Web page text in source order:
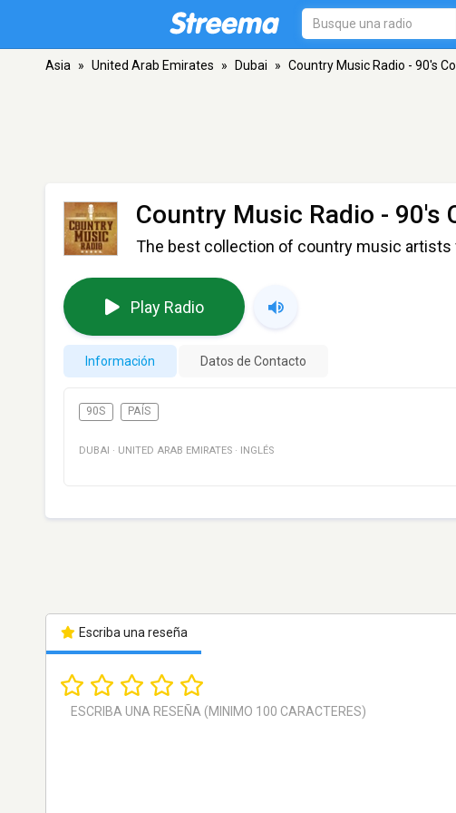
Asia » United Arab Emirates » Dubai » Country Music Radio - 90's
Country Music Radio - 90's
The best collection of country music artists
Play Radio
Información Datos de Contacto
90S PAÍS
DUBAI · UNITED ARAB EMIRATES · INGLÉS
Escriba una reseña